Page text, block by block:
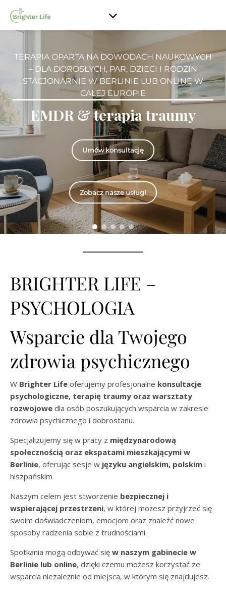
TERAPIA OPARTA NA DOWODACH NAUKOWYCH
– DLA DOROSŁYCH, PAR, DZIECI I RODZIN
STACJONARNIE W BERLINIE LUB ONLINE W
CAŁEJ EUROPIE
EMDR & terapia traumy
Umów konsultację
Zobacz nasze usługi
BRIGHTER LIFE –
PSYCHOLOGIA
Wsparcie dla Twojego
zdrowia psychicznego
W Brighter Life oferujemy profesjonalne konsultacje
psychologiczne, terapię traumy oraz warsztaty
rozwojowe dla osób poszukujących wsparcia w zakresie
zdrowia psychicznego i dobrostanu.
Specjalizujemy się w pracy z międzynarodową
społecznością oraz ekspatami mieszkającymi w
Berlinie, oferując sesje w języku angielskim, polskim i
hiszpańskim
Naszym celem jest stworzenie bezpiecznej i
wspierającej przestrzeni, w której możesz przyjrzeć się
swoim doświadczeniom, emocjom oraz znaleźć nowe
sposoby radzenia sobie z trudnościami.
Spotkania mogą odbywać się w naszym gabinecie w
Berlinie lub online, dzięki czemu możesz korzystać ze
wsparcia niezależnie od miejsca, w którym się znajdujesz.